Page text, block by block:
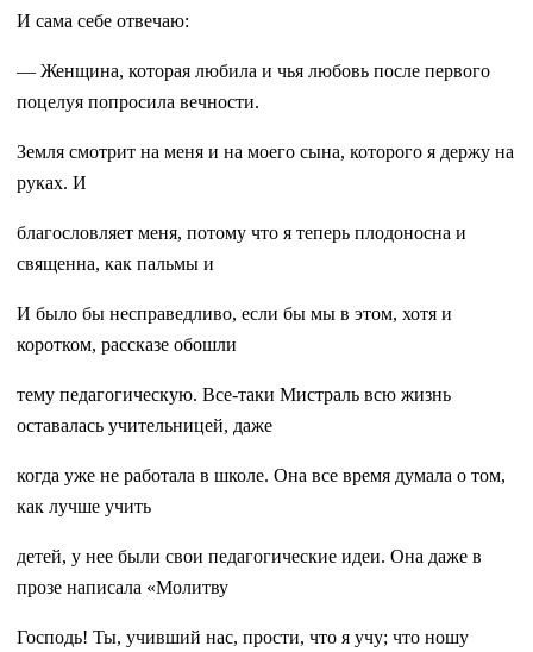
И сама себе отвечаю:
— Женщина, которая любила и чья любовь после первого
поцелуя попросила вечности.
Земля смотрит на меня и на моего сына, которого я держу на
руках. И
благословляет меня, потому что я теперь плодоносна и
священна, как пальмы и
И было бы несправедливо, если бы мы в этом, хотя и
коротком, рассказе обошли
тему педагогическую. Все-таки Мистраль всю жизнь
оставалась учительницей, даже
когда уже не работала в школе. Она все время думала о том,
как лучше учить
детей, у нее были свои педагогические идеи. Она даже в
прозе написала «Молитву
Господь! Ты, учивший нас, прости, что я учу; что ношу